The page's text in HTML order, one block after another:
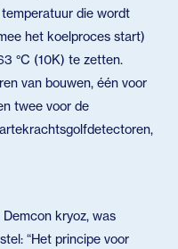
die wordt
het koelproces start)
°C (10K) te zetten.
van bouwen, één voor
twee voor de
kryoz, was
“Het principe voor